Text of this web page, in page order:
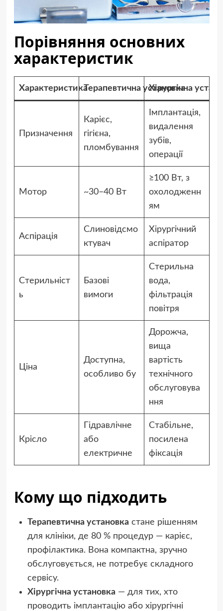
Порівняння основних
характеристик
ХарактеристикаТерапевтична установка
Хірургічна
Призначення
Карієс,
гігієна,
пломбування
Імплантація,
видалення
зубів,
операції
Мотор ~30–40 Вт
≥100 Вт, з
охолодженн
ям
Аспірація
Слиновідсмо
ктувач
Хірургічний
аспіратор
Стерильніст
ь
Базові
вимоги
Стерильна
вода,
фільтрація
повітря
Ціна
Доступна,
особливо бу
Дорожча,
вища
вартість
технічного
обслуговува
ння
Крісло
Гідравлічне
або
електричне
Стабільне,
посилена
фіксація
Кому що підходить
Терапевтична установкастане рішенням
для клініки, де 80 % процедур — карієс,
профілактика. Вона компактна, зручно
обслуговується, не потребує складного
сервісу.
Хірургічна установка— для тих, хто
проводить імплантацію або хірургічні